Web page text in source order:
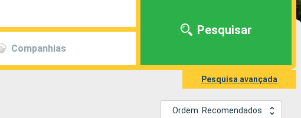
Companhias
Pesquisar
Pesquisa avançada
Ordem: Recomendados